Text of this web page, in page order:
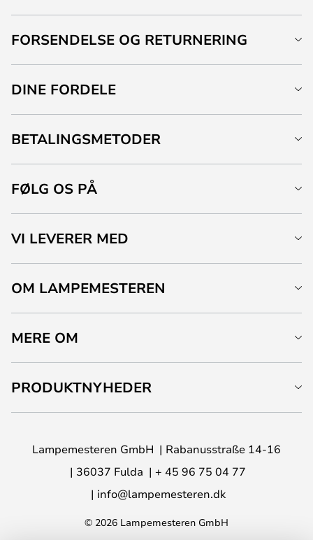
FORSENDELSE OG RETURNERING
DINE FORDELE
BETALINGSMETODER
FØLG OS PÅ
VI LEVERER MED
OM LAMPEMESTEREN
MERE OM
PRODUKTNYHEDER
Lampemesteren GmbH
Rabanusstraße 14-16
36037 Fulda
+ 45 96 75 04 77
info@lampemesteren.dk
© 2026 Lampemesteren GmbH